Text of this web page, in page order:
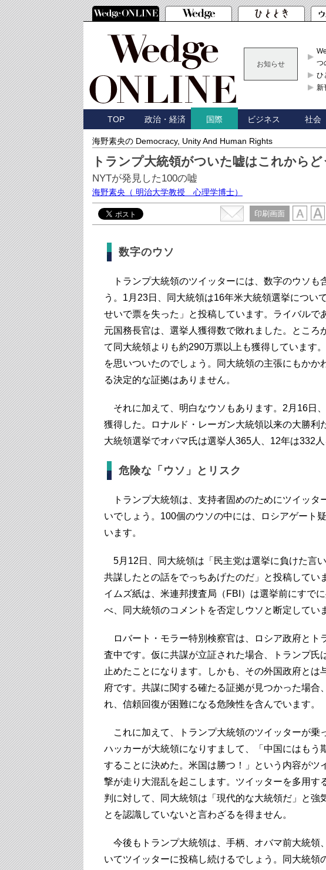
お知らせ
つ
ひ
新
TOP 政治・経済 国際 ビジネス 社会
海野素央の Democracy, Unity And Human Rights
トランプ大統領がついた嘘はこれから
NYTが発見した100の嘘
海野素央 （ 明治大学教授 心理学博士）
印刷画面
数字のウソ
トランプ大統領のツイッターには、数字のウソも
う。1月23日、同大統領は16年米大統領選挙につい
せいで票を失った」と投稿しています。ライバルで
元国務長官は、選挙人獲得数で敗れました。ところ
て同大統領よりも約290万票以上も獲得しています
を思いついたのでしょう。同大統領の主張にもかか
る決定的な証拠はありません。
それに加えて、明白なウソもあります。2月16日
獲得した。ロナルド・レーガン大統領以来の大勝利
大統領選挙でオバマ氏は選挙人365人、12年は332
危険な「ウソ」とリスク
トランプ大統領は、支持者固めのためにツイッタ
いでしょう。100個のウソの中には、ロシアゲート
います。
5月12日、同大統領は「民主党は選挙に負けた言
共謀したとの話をでっちあげたのだ」と投稿してい
イムズ紙は、米連邦捜査局（FBI）は選挙前にすで
べ、同大統領のコメントを否定しウソと断定してい
ロバート・モラー特別検察官は、ロシア政府とト
査中です。仮に共謀が立証された場合、トランプ氏
止めたことになります。しかも、その外国政府とは
府です。共謀に関する確たる証拠が見つかった場合
れ、信頼回復が困難になる危険性を含んでいます。
これに加えて、トランプ大統領のツイッターが乗
ハッカーが大統領になりすまして、「中国にはもう
することに決めた。米国は勝つ！」という内容がツ
撃が走り大混乱を起こします。ツイッターを多用す
判に対して、同大統領は「現代的な大統領だ」と強
とを認識していないと言わざるを得ません。
今後もトランプ大統領は、手柄、オバマ前大統領
いてツイッターに投稿し続けるでしょう。同大統領